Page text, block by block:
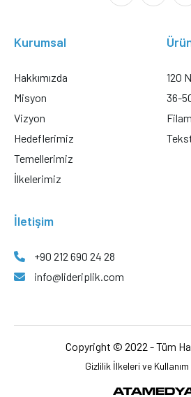
Kurumsal
Hakkımızda
Misyon
Vizyon
Hedeflerimiz
Temellerimiz
İlkelerimiz
120
36-
İletişim
+90 212 690 24 28
info@lideriplik.com
Copyright © 2022 - Tüm
Gizlilik İlkeleri ve Kullanım